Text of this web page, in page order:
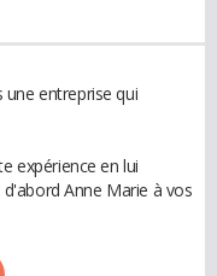
une entreprise qui
expérience en lui
Anne Marie à vos